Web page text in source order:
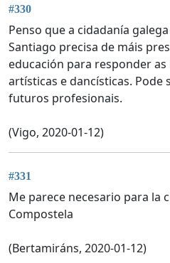
#330
Penso que a cidadanía
Santiago precisa de máis
educación para responder as
artísticas e dancísticas. Pode
futuros profesionais.
(Vigo, 2020-01-12)
#331
Me parece necesario para la
Compostela
(Bertamiráns, 2020-01-12)